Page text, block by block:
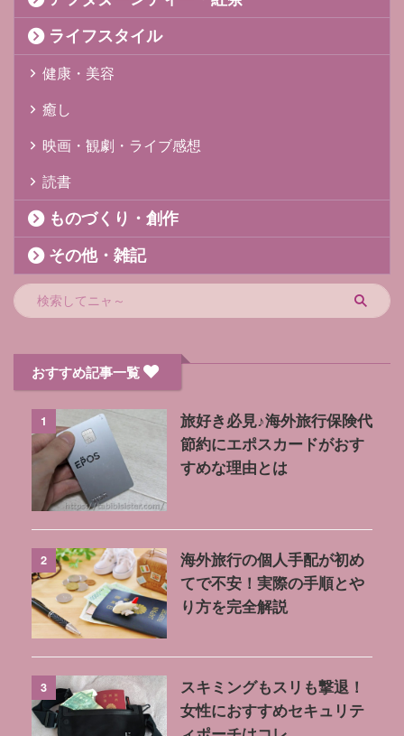
ライフスタイル
健康・美容
癒し
映画・観劇・ライブ感想
読書
ものづくり・創作
その他・雑記
おすすめ記事一覧
1
旅好き必見♪海外旅行保険代
節約にエポスカードがおす
すめな理由とは
2
海外旅行の個人手配が初め
てで不安！実際の手順とや
り方を完全解説
3
スキミングもスリも撃退！
女性におすすめセキュリテ